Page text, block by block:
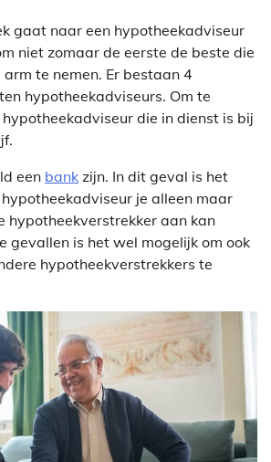
gaat naar een hypotheekadviseur
niet zomaar de eerste de beste die
te nemen. Er bestaan 4
hypotheekadviseurs. Om te
die in dienst is bij
een bank zijn. In dit geval is het
je alleen maar
hypotheekverstrekker aan kan
gevallen is het wel mogelijk om ook
hypotheekverstrekkers te